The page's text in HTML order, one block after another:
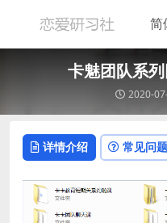
卡魅团队系
2020-
详情介绍 常见问题